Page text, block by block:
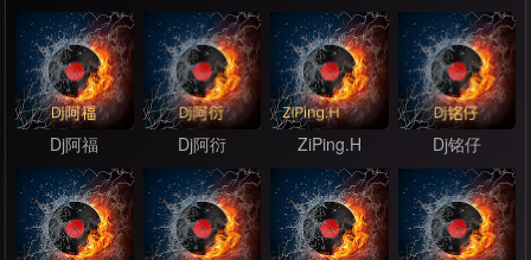
Dj阿福 Dj阿衍 ZiPing.H Dj铭仔